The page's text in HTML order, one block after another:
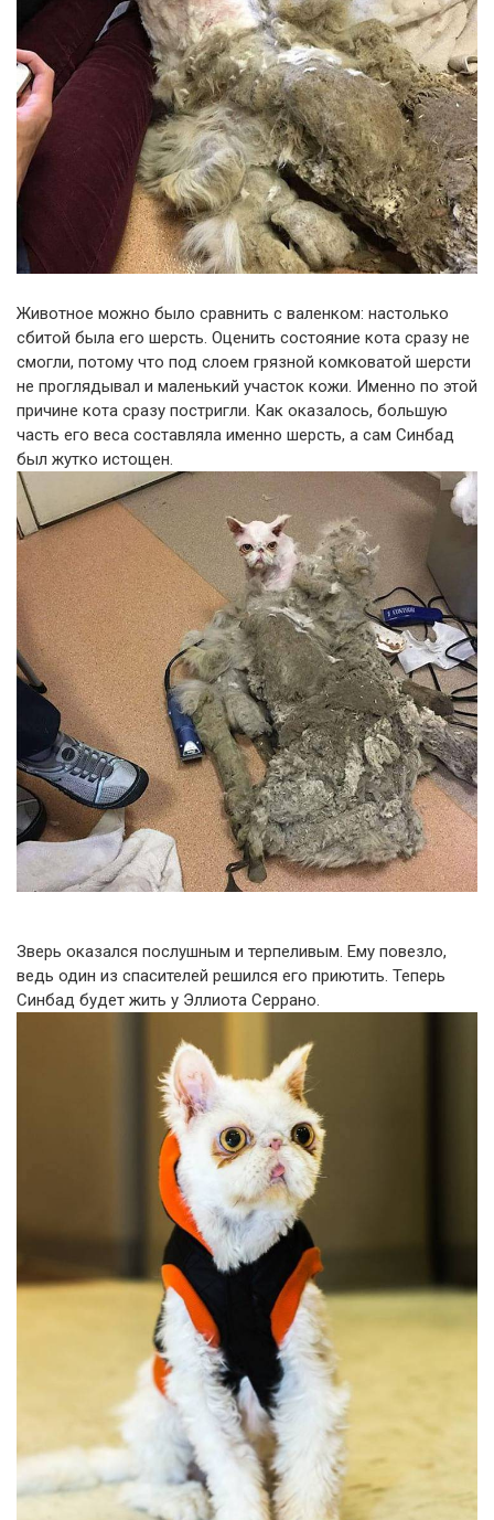
Животное можно было сравнить с валенком: настолько
сбитой была его шерсть. Оценить состояние кота сразу не
смогли, потому что под слоем грязной комковатой шерсти
не проглядывал и маленький участок кожи. Именно по этой
причине кота сразу постригли. Как оказалось, большую
часть его веса составляла именно шерсть, а сам Синбад
был жутко истощен.
Зверь оказался послушным и терпеливым. Ему повезло,
ведь один из спасителей решился его приютить. Теперь
Синбад будет жить у Эллиота Серрано.